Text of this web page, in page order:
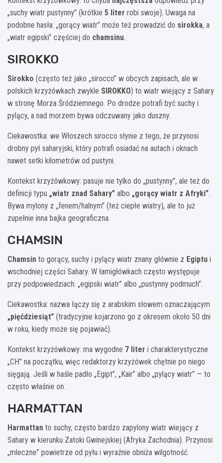
„suchy wiatr pustynny” (krótkie 5 liter robi swoje). Uwaga na
podobne hasła: „gorący wiatr” może też prowadzić do sirokka, a
„wiatr egipski” częściej do chamsinu.
SIROKKO
Sirokko (często też jako „sirocco” w obcych zapisach, ale w
polskich krzyżówkach zwykle SIROKKO) to wiatr wiejący z Sahary
w stronę Morza Śródziemnego. Po drodze potrafi być suchy i
pylący, a nad morzem bywa odczuwany jako duszny.
Ciekawostka: we Włoszech sirocco słynie z tego, że przynosi
drobny pył saharyjski, który potrafi osiadać na autach i oknach
nawet setki kilometrów od pustyni.
Kontekst krzyżówkowy: pasuje nie tylko do „pustynny”, ale też do
definicji typu „wiatr znad Sahary” albo „gorący wiatr z Afryki”.
Bywa mylony z „fenem/halnym” (też ciepłe wiatry), ale to już
zupełnie inna bajka geograficzna.
CHAMSIN
Chamsin to gorący, suchy i pylący wiatr znany głównie z Egiptu i
wschodniej części Sahary. W łamigłówkach często występuje
przy podpowiedziach: „egipski wiatr” albo „pustynny podmuch”.
Ciekawostka: nazwa łączy się z arabskim słowem oznaczającym
„pięćdziesiąt” (tradycyjnie kojarzono go z okresem około 50 dni
w roku, kiedy może się pojawiać).
Kontekst krzyżówkowy: ma wygodne 7 liter i charakterystyczne
„CH” na początku, więc redaktorzy krzyżówek chętnie po niego
sięgają. Jeśli w haśle padło „Egipt”, „Kair” albo „pylący wiatr” — to
często właśnie on.
HARMATTAN
Harmattan to suchy, często bardzo zapylony wiatr wiejący z
Sahary w kierunku Zatoki Gwinejskiej (Afryka Zachodnia). Przynosi
„mleczne” powietrze od pyłu i wyraźnie obniża wilgotność.